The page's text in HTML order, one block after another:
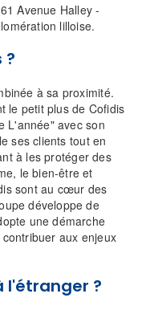
Avenue Halley -
lilloise.
?
à sa proximité.
le petit plus de Cofidis
L'année" avec son
ses clients tout en
à les protéger des
le bien-être et
sont au cœur des
développe de
une démarche
aux enjeux
l'étranger ?